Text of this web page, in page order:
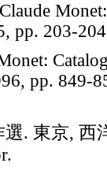
pp. 203-
pp. 849-
. 東京, 西